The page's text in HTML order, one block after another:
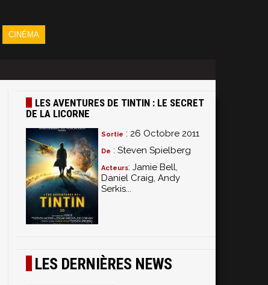
CINÉMA
LES AVENTURES DE TINTIN : LE SECRET
DE LA LICORNE
Sortie : 26 Octobre 2011
De : Steven Spielberg
Acteurs: Jamie Bell,
Daniel Craig, Andy
Serkis...
LES DERNIÈRES NEWS